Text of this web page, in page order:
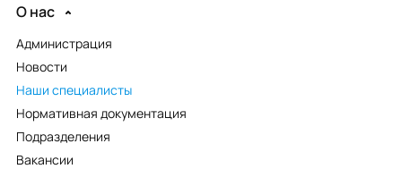
О нас
Администрация
Новости
Наши специалисты
Нормативная документация
Подразделения
Вакансии